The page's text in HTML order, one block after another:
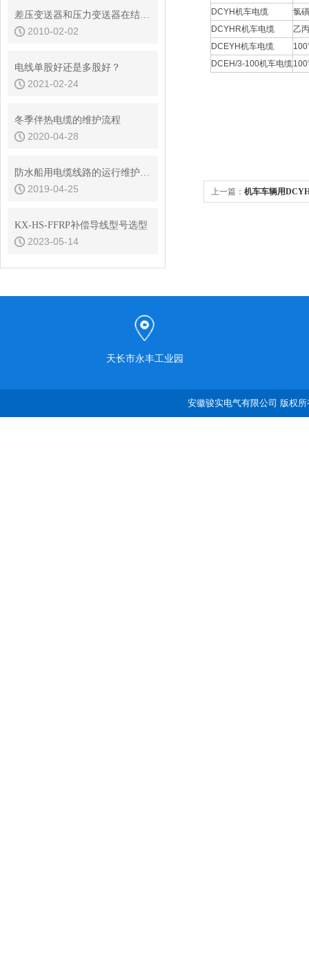
差压变送器和压力变送器在结构和安装、选型上有什么区别
2010-02-02
电线单股好还是多股好？
2021-02-24
冬季伴热电缆的维护流程
2020-04-28
防水船用电缆线路的运行维护要求是什么？
2019-04-25
KX-HS-FFRP补偿导线型号选型
2023-05-14
DCYH机车电缆
氯
DCYHR机车电缆
乙
DCEYH机车电缆
DCEH/3-100机车电缆
上一篇： 机车车辆用
天长市永丰工业园
安徽骏实电气有限公司 版权